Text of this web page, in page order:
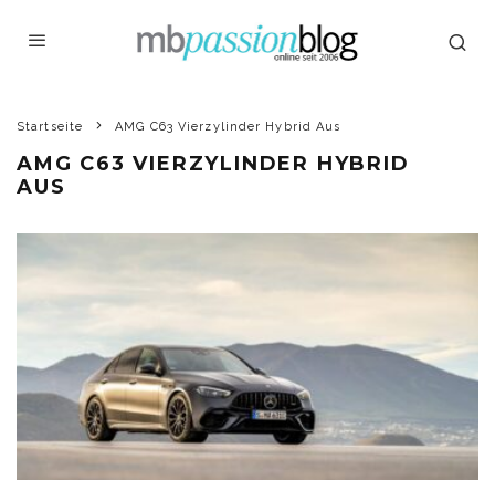
Startseite AMG C63 Vierzylinder Hybrid Aus
AMG C63 VIERZYLINDER HYBRID
AUS